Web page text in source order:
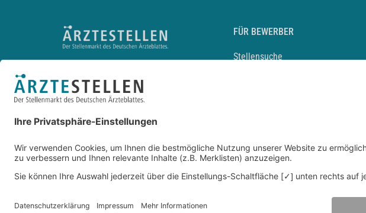
FÜR BEWERBER
Stellensuche
Durchsuchen Sie den Stellenkatalog